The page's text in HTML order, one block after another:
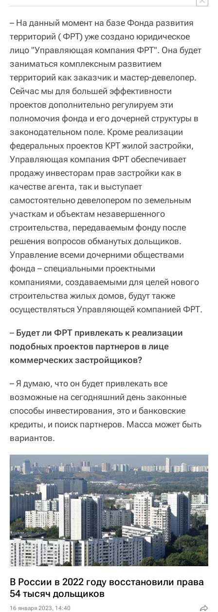
– На данный момент на базе Фонда развития
территорий ( ФРТ) уже создано юридическое
лицо "Управляющая компания ФРТ". Она будет
заниматься комплексным развитием
территорий как заказчик и мастер-девелопер.
Сейчас мы для большей эффективности
проектов дополнительно регулируем эти
полномочия фонда и его дочерней структуры в
законодательном поле. Кроме реализации
федеральных проектов КРТ жилой застройки,
Управляющая компания ФРТ обеспечивает
продажу инвесторам прав застройки как в
качестве агента, так и выступает
самостоятельно девелопером по земельным
участкам и объектам незавершенного
строительства, передаваемым фонду после
решения вопросов обманутых дольщиков.
Управление всеми дочерними обществами
фонда – специальными проектными
компаниями, создаваемыми для целей нового
строительства жилых домов, будут также
осуществляться Управляющей компанией ФРТ.
– Будет ли ФРТ привлекать к реализации
подобных проектов партнеров в лице
коммерческих застройщиков?
– Я думаю, что он будет привлекать все
возможные на сегодняшний день законные
способы инвестирования, это и банковские
кредиты, и поиск партнеров. Масса может быть
вариантов.
В России в 2022 году восстановили права
54 тысяч дольщиков
16 января 2023, 14:40